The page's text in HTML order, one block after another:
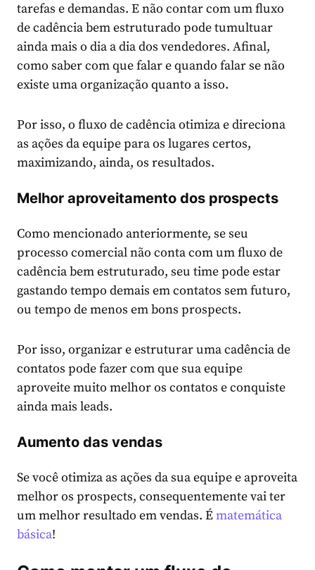
tarefas e demandas. E não contar com um fluxo
de cadência bem estruturado pode tumultuar
ainda mais o dia a dia dos vendedores. Afinal,
como saber com que falar e quando falar se não
existe uma organização quanto a isso.
Por isso, o fluxo de cadência otimiza e direciona
as ações da equipe para os lugares certos,
maximizando, ainda, os resultados.
Melhor aproveitamento dos prospects
Como mencionado anteriormente, se seu
processo comercial não conta com um fluxo de
cadência bem estruturado, seu time pode estar
gastando tempo demais em contatos sem futuro,
ou tempo de menos em bons prospects.
Por isso, organizar e estruturar uma cadência de
contatos pode fazer com que sua equipe
aproveite muito melhor os contatos e conquiste
ainda mais leads.
Aumento das vendas
Se você otimiza as ações da sua equipe e aproveita
melhor os prospects, consequentemente vai ter
um melhor resultado em vendas. Ématemática
básica!